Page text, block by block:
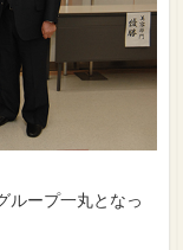
ループ一丸となっ